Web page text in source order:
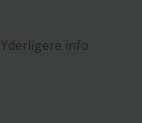
Yderligere info